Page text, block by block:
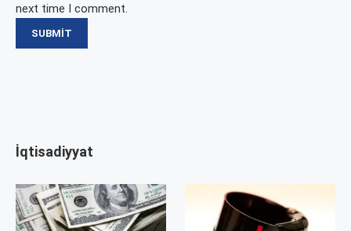
next time I comment.
İqtisadiyyat